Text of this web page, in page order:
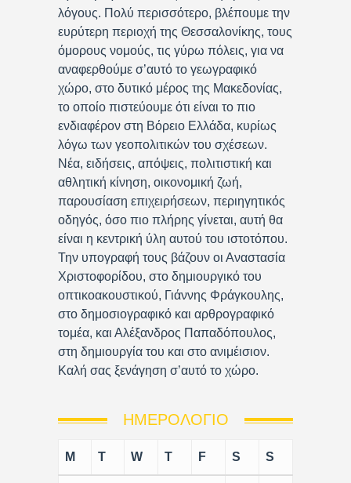
λόγους. Πολύ περισσότερο, βλέπουμε την
ευρύτερη περιοχή της Θεσσαλονίκης, τους
όμορους νομούς, τις γύρω πόλεις, για να
αναφερθούμε σ’αυτό το γεωγραφικό
χώρο, στο δυτικό μέρος της Μακεδονίας,
το οποίο πιστεύουμε ότι είναι το πιο
ενδιαφέρον στη Βόρειο Ελλάδα, κυρίως
λόγω των γεοπολιτικών του σχέσεων.
Νέα, ειδήσεις, απόψεις, πολιτιστική και
αθλητική κίνηση, οικονομική ζωή,
παρουσίαση επιχειρήσεων, περιηγητικός
οδηγός, όσο πιο πλήρης γίνεται, αυτή θα
είναι η κεντρική ύλη αυτού του ιστοτόπου.
Την υπογραφή τους βάζουν οι Αναστασία
Χριστοφορίδου, στο δημιουργικό του
οπτικοακουστικού, Γιάννης Φράγκουλης,
στο δημοσιογραφικό και αρθρογραφικό
τομέα, και Αλέξανδρος Παπαδόπουλος,
στη δημιουργία του και στο ανιμέισιον.
Καλή σας ξενάγηση σ’αυτό το χώρο.
ΗΜΕΡΟΛΌΓΙΟ
M T W T F S S